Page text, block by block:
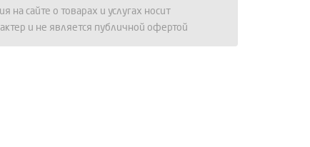
на сайте о товарах и услугах носит
и не является публичной офертой